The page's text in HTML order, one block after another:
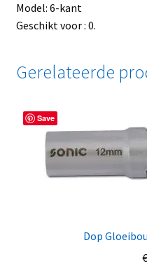
Model: 6-kant
Geschikt voor : 0.
Gerelateerde
Save
Dop
€